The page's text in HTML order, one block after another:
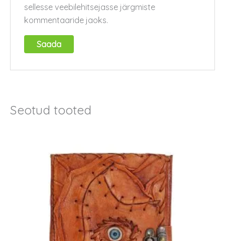
sellesse veebilehitsejasse järgmiste
kommentaaride jaoks.
Seotud tooted